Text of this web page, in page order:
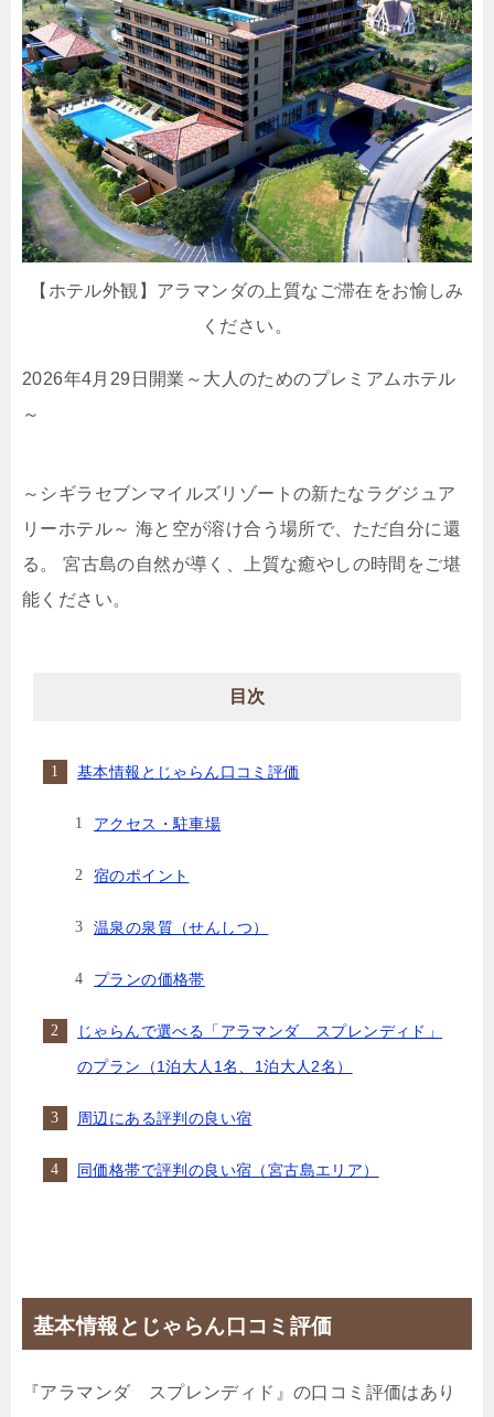
【ホテル外観】アラマンダの上質なご滞在をお愉しみ
ください。
2026年4月29日開業～大人のためのプレミアムホテル
～
～シギラセブンマイルズリゾートの新たなラグジュア
リーホテル～ 海と空が溶け合う場所で、ただ自分に還
る。 宮古島の自然が導く、上質な癒やしの時間をご堪
能ください。
目次
基本情報とじゃらん口コミ評価
アクセス・駐車場
宿のポイント
温泉の泉質（せんしつ）
プランの価格帯
じゃらんで選べる「アラマンダ スプレンディド」
のプラン（1泊大人1名、1泊大人2名）
周辺にある評判の良い宿
同価格帯で評判の良い宿（宮古島エリア）
基本情報とじゃらん口コミ評価
『アラマンダ スプレンディド』の口コミ評価はあり